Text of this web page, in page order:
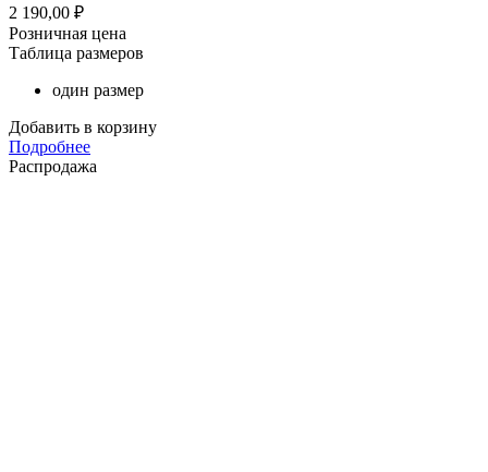
2 190,00 ₽
Розничная цена
Таблица размеров
один размер
Добавить в корзину
Подробнее
Распродажа